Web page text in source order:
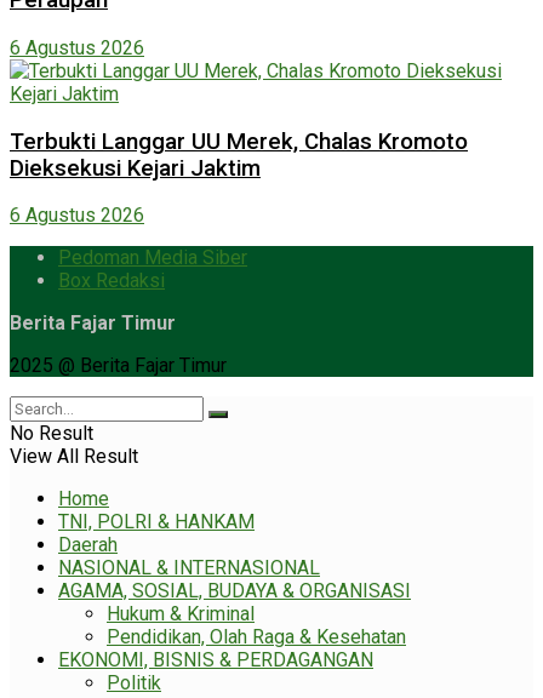
6 Agustus 2026
Terbukti Langgar UU Merek, Chalas Kromoto
Dieksekusi Kejari Jaktim
6 Agustus 2026
Pedoman Media Siber
Box Redaksi
Berita Fajar Timur
2025 @ Berita Fajar Timur
No Result
View All Result
Home
TNI, POLRI & HANKAM
Daerah
NASIONAL & INTERNASIONAL
AGAMA, SOSIAL, BUDAYA & ORGANISASI
Hukum & Kriminal
Pendidikan, Olah Raga & Kesehatan
EKONOMI, BISNIS & PERDAGANGAN
Politik